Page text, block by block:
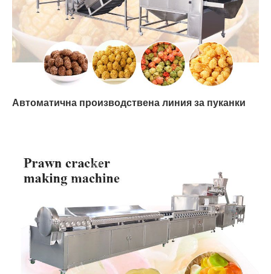
Автоматична производствена линия за пуканки